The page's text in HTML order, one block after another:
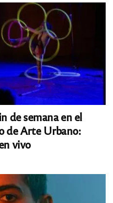
de semana en el
de Arte Urbano:
vivo